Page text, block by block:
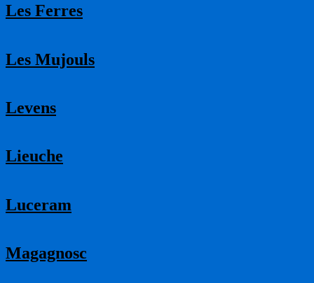
Les Ferres
Les Mujouls
Levens
Lieuche
Luceram
Magagnosc